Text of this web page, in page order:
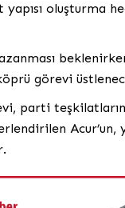
oluşturma
görevi
parti